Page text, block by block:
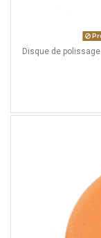
Disque de